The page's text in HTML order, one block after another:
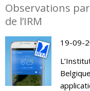
Observations
de l’IRM
19-09-